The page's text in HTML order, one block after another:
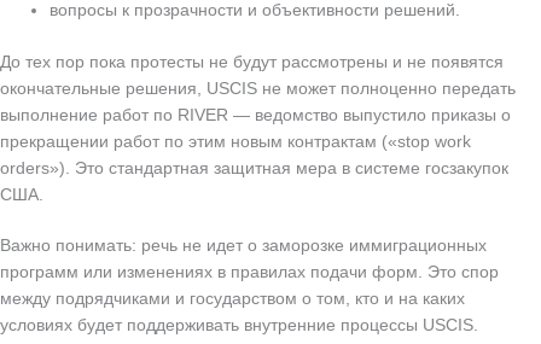
вопросы к прозрачности и объективности решений.
До тех пор пока протесты не будут рассмотрены и не появятся
окончательные решения, USCIS не может полноценно передать
выполнение работ по RIVER — ведомство выпустило приказы о
прекращении работ по этим новым контрактам («stop work
orders»). Это стандартная защитная мера в системе госзакупок
США.
Важно понимать: речь не идет о заморозке иммиграционных
программ или изменениях в правилах подачи форм. Это спор
между подрядчиками и государством о том, кто и на каких
условиях будет поддерживать внутренние процессы USCIS.